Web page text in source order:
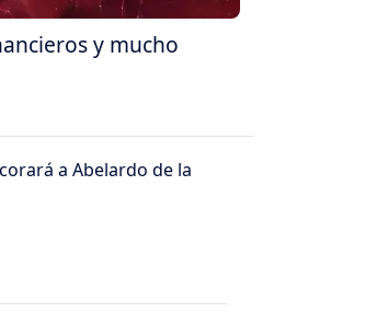
y mucho
a Abelardo de la